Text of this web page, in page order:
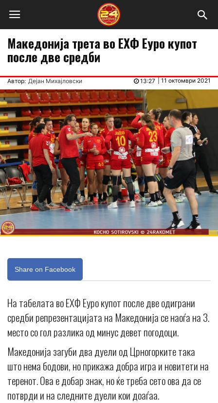
Македонија трета во ЕХФ Еуро купот
после две средби
Автор: Дејан Михајловски 11 октомври 2021
13:27
Share on Facebook
На табелата во ЕХФ Еуро купот после две одиграни
средби репрезентацијата на Македонија се наоѓа на 3.
место со гол разлика од минус девет погодоци.
Македонија загуби два дуели од Црногорките така
што нема бодови, но прикажа добра игра и новитети на
теренот. Ова е добар знак, но ќе треба сето ова да се
потврди и на следните дуели кои доаѓаа.